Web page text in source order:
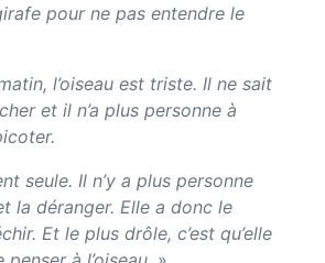
pour ne pas entendre le
l’oiseau est triste. Il ne sait
et il n’a plus personne à
seule. Il n’y a plus personne
la déranger. Elle a donc le
Et le plus drôle, c’est qu’elle